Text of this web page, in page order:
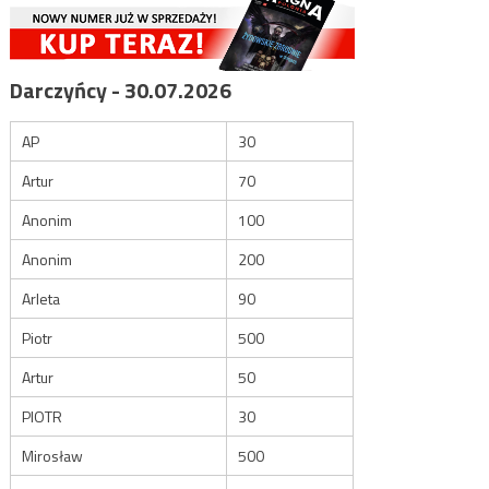
Darczyńcy - 30.07.2026
AP
30
Artur
70
Anonim
100
Anonim
200
Arleta
90
Piotr
500
Artur
50
PIOTR
30
Mirosław
500